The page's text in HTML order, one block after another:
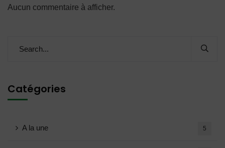
Aucun commentaire à afficher.
Catégories
A la une 5